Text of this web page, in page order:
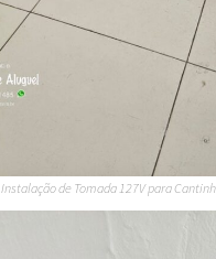
Instalação de Tomada 127V para